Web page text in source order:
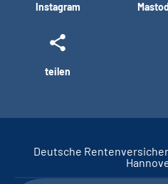
Instagram
teilen
Deutsche